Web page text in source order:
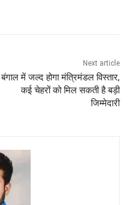
Next article
बंगाल में जल्द होगा मंत्रिमंडल विस्तार,
कई चेहरों को मिल सकती है बड़ी
जिम्मेदारी